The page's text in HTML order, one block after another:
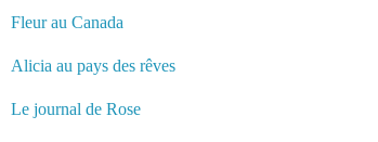
Fleur au Canada
Alicia au pays des rêves
Le journal de Rose